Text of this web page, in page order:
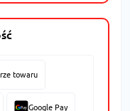
towaru
Google Pay